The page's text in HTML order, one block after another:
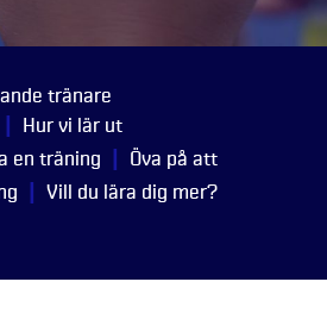
tränare
Hur vi lär ut
en träning
Öva på att
Vill du lära dig mer?